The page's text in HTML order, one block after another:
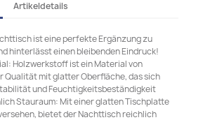
Artikeldetails
ist eine perfekte Ergänzung zu
hinterlässt einen bleibenden Eindruck!
Holzwerkstoff ist ein Material von
Qualität mit glatter Oberfläche, das sich
und Feuchtigkeitsbeständigkeit
Stauraum: Mit einer glatten Tischplatte
bietet der Nachttisch reichlich